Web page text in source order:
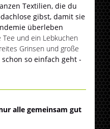
Textilien, die du
gibst, damit sie
überleben
Tee und ein Lebkuchen
Grinsen und große
schon so einfach geht -
alle gemeinsam gut